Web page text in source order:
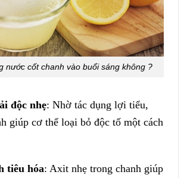
nước cốt chanh vào buổi sáng không ?
độc nhẹ: Nhờ tác dụng lợi tiểu,
giúp cơ thể loại bỏ độc tố một cách
tiêu hóa: Axit nhẹ trong chanh giúp